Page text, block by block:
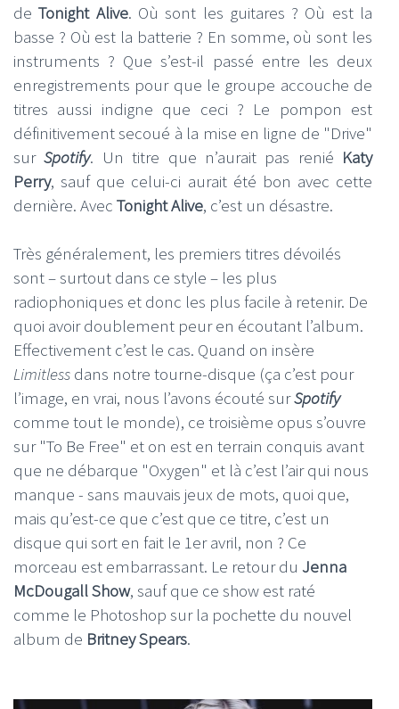
deTonight Alive. Où sont les guitares ? Où est la
basse ? Où est la batterie ? En somme, où sont les
instruments ? Que s’est-il passé entre les deux
enregistrements pour que le groupe accouche de
titres aussi indigne que ceci ? Le pompon est
définitivement secoué à la mise en ligne de "Drive"
surSpotify. Un titre que n’aurait pas renié Katy
Perry, sauf que celui-ci aurait été bon avec cette
dernière. Avec Tonight Alive, c’est un désastre.
Très généralement, les premiers titres dévoilés
sont – surtout dans ce style – les plus
radiophoniques et donc les plus facile à retenir. De
quoi avoir doublement peur en écoutant l’album.
Effectivement c’est le cas. Quand on insère
Limitless dans notre tourne-disque (ça c’est pour
l’image, en vrai, nous l’avons écouté surSpotify
comme tout le monde), ce troisième opus s’ouvre
sur "To Be Free" et on est en terrain conquis avant
que ne débarque "Oxygen" et là c’est l’air qui nous
manque - sans mauvais jeux de mots, quoi que,
mais qu’est-ce que c’est que ce titre, c’est un
disque qui sort en fait le 1er avril, non ? Ce
morceau est embarrassant. Le retour du Jenna
McDougall Show, sauf que ce show est raté
comme le Photoshop sur la pochette du nouvel
album de Britney Spears.